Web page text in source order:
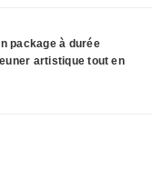
package à durée
artistique tout en